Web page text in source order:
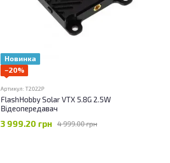
Новинка
−20%
Артикул: T2022P
FlashHobby Solar VTX 5.8G 2.5W
Відеопередавач
4 999.00 грн
3 999.20 грн